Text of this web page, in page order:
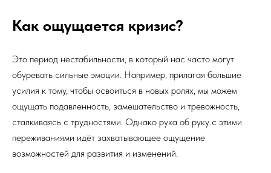
Как ощущается кризис?
Это период нестабильности, в который нас часто могут
обуревать сильные эмоции. Например, прилагая большие
усилия к тому, чтобы освоиться в новых ролях, мы можем
ощущать подавленность, замешательство и тревожность,
сталкиваясь с трудностями. Однако рука об руку с этими
переживаниями идёт захватывающее ощущение
возможностей для развития и изменений.